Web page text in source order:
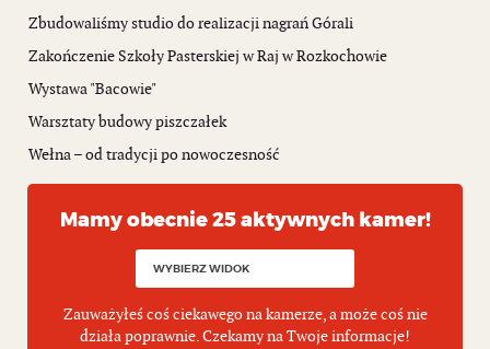
Zbudowaliśmy studio do realizacji nagrań Górali
Zakończenie Szkoły Pasterskiej w Raj w Rozkochowie
Wystawa "Bacowie"
Warsztaty budowy piszczałek
Wełna – od tradycji po nowoczesność
Mamy obecnie 25 aktywnych kamer!
Zauważyłeś coś ciekawego na kamerze, a może coś nie
działa poprawnie. Czekamy na Twoje informacje!